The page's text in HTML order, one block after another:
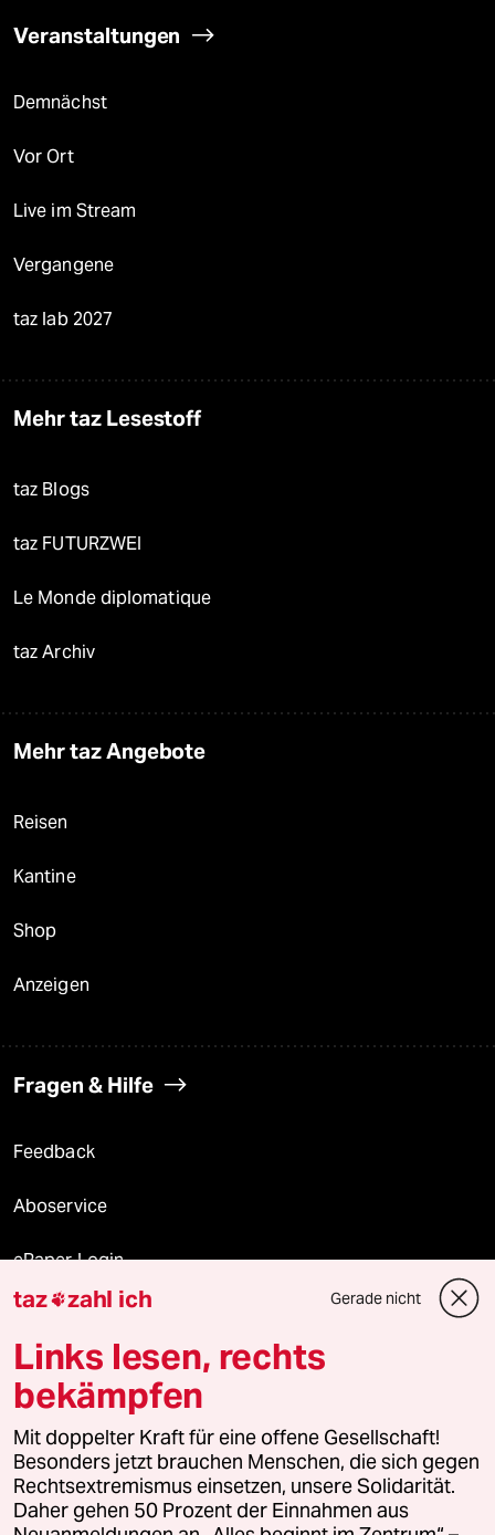
Veranstaltungen
Demnächst
Vor Ort
Live im Stream
Vergangene
taz lab 2027
Mehr taz Lesestoff
taz Blogs
taz FUTURZWEI
Le Monde diplomatique
taz Archiv
Mehr taz Angebote
Reisen
Kantine
Shop
Anzeigen
Fragen & Hilfe
Feedback
Aboservice
ePaper Login
Downloads für Abonnierende
© 2026 taz Verlags und Vertriebs GmbH
Alle Rechte vorbehalten. Bei rechtlichen Fragen oder für Genehmigungen
wenden Sie sich bitte an lizenzen@taz.de
Feedback Redaktionsstatut Kommune-Richtlinien
taz zahl ich Gerade nicht
Links lesen, rechts
bekämpfen
Mit doppelter Kraft für eine offene Gesellschaft!
Besonders jetzt brauchen Menschen, die sich gegen
Rechtsextremismus einsetzen, unsere Solidarität.
Daher gehen 50 Prozent der Einnahmen aus